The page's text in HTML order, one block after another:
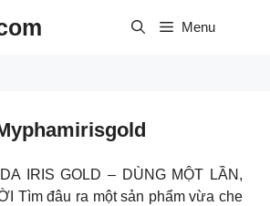
Menu
IRIS GOLD – DÙNG MỘT LẦN,
Tìm đâu ra một sản phẩm vừa che